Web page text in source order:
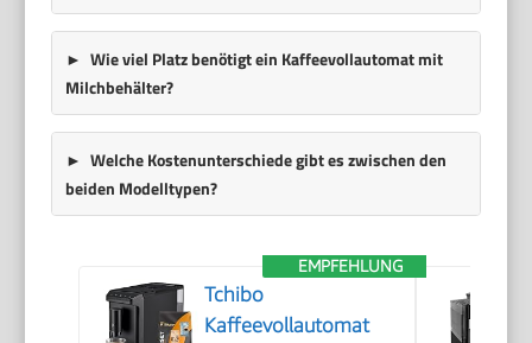
Wie viel Platz benötigt ein Kaffeevollautomat mit
Milchbehälter?
Welche Kostenunterschiede gibt es zwischen den
beiden Modelltypen?
EMPFEHLUNG
Tchibo
Kaffeevollautomat